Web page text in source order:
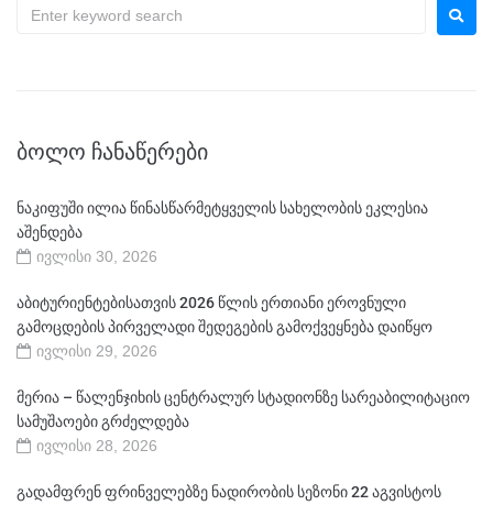
ᲑᲝᲚᲝ ᲩᲐᲜᲐᲬᲔᲠᲔᲑᲘ
ნაკიფუში ილია წინასწარმეტყველის სახელობის ეკლესია
აშენდება
ივლისი 30, 2026
აბიტურიენტებისათვის 2026 წლის ერთიანი ეროვნული
გამოცდების პირველადი შედეგების გამოქვეყნება დაიწყო
ივლისი 29, 2026
მერია – წალენჯიხის ცენტრალურ სტადიონზე სარეაბილიტაციო
სამუშაოები გრძელდება
ივლისი 28, 2026
გადამფრენ ფრინველებზე ნადირობის სეზონი 22 აგვისტოს